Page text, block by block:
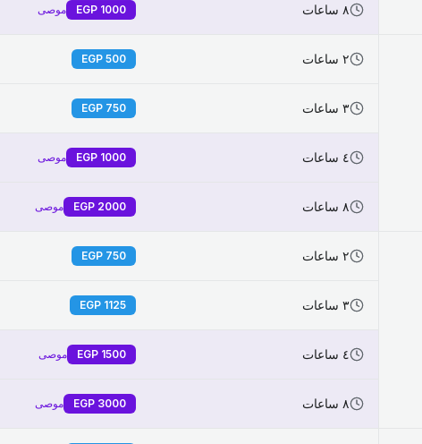
٨ ساعات 1000 موصى
٢ ساعات 500
٣ ساعات 750
٤ ساعات 1000 موصى
٨ ساعات 2000 موصى
٢ ساعات 750
٣ ساعات 1125
٤ ساعات 1500 موصى
٨ ساعات 3000 موصى